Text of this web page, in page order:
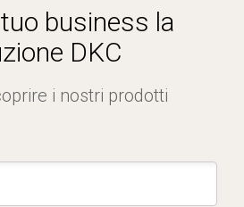
business la
DKC
i nostri prodotti